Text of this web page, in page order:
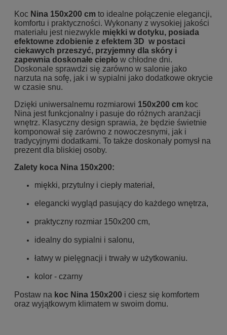
Koc Nina 150x200 cm to idealne połączenie elegancji,
komfortu i praktyczności. Wykonany z wysokiej jakości
materiału jest niezwykle miękki w dotyku, posiada
efektowne zdobienie z efektem 3D w postaci
ciekawych przeszyć, przyjemny dla skóry i
zapewnia doskonałe ciepło w chłodne dni.
Doskonale sprawdzi się zarówno w salonie jako
narzuta na sofę, jak i w sypialni jako dodatkowe okrycie
w czasie snu.
Dzięki uniwersalnemu rozmiarowi 150x200 cm koc
Nina jest funkcjonalny i pasuje do różnych aranżacji
wnętrz. Klasyczny design sprawia, że będzie świetnie
komponował się zarówno z nowoczesnymi, jak i
tradycyjnymi dodatkami. To także doskonały pomysł na
prezent dla bliskiej osoby.
Zalety koca Nina 150x200:
miękki, przytulny i ciepły materiał,
elegancki wygląd pasujący do każdego wnętrza,
praktyczny rozmiar 150x200 cm,
idealny do sypialni i salonu,
łatwy w pielęgnacji i trwały w użytkowaniu.
kolor - czarny
Postaw na koc Nina 150x200 i ciesz się komfortem
oraz wyjątkowym klimatem w swoim domu.